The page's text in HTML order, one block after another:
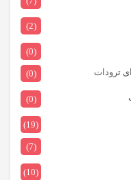
(2)
(0)
ترودات
(0)
(0)
(19)
(7)
(10)